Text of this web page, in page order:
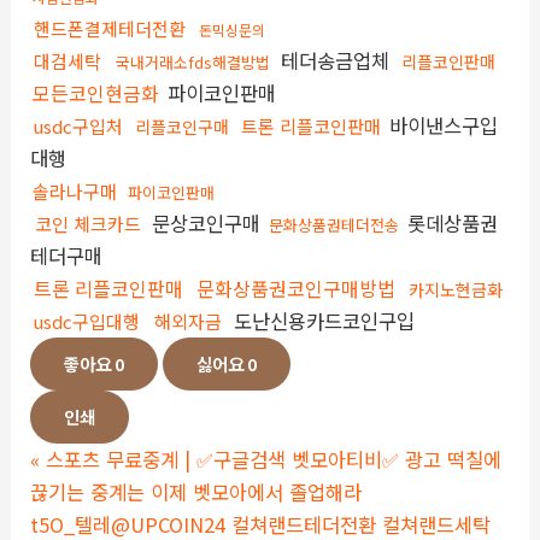
핸드폰결제테더전환 돈믹싱문의
대검세탁 국내거래소fds해결방법 테더송금업체 리플코인판매
모든코인현금화 파이코인판매
usdc구입처 리플코인구매 트론 리플코인판매 바이낸스구입
대행
솔라나구매 파이코인판매
코인 체크카드 문상코인구매 문화상품권테더전송 롯데상품권
테더구매
트론 리플코인판매 문화상품권코인구매방법 카지노현금화
usdc구입대행 해외자금 도난신용카드코인구입
좋아요0 싫어요0
인쇄
« 스포츠 무료중계 | ✅구글검색 벳모아티비✅ 광고 떡칠에
끊기는 중계는 이제 벳모아에서 졸업해라
t5O_텔레@UPCOIN24 컬쳐랜드테더전환 컬쳐랜드세탁